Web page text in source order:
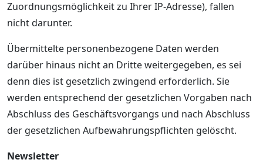
Zuordnungsmöglichkeit zu Ihrer IP-Adresse), fallen
nicht darunter.
Übermittelte personenbezogene Daten werden
darüber hinaus nicht an Dritte weitergegeben, es sei
denn dies ist gesetzlich zwingend erforderlich. Sie
werden entsprechend der gesetzlichen Vorgaben nach
Abschluss des Geschäftsvorgangs und nach Abschluss
der gesetzlichen Aufbewahrungspflichten gelöscht.
Newsletter